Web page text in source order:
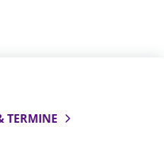
TERMINE